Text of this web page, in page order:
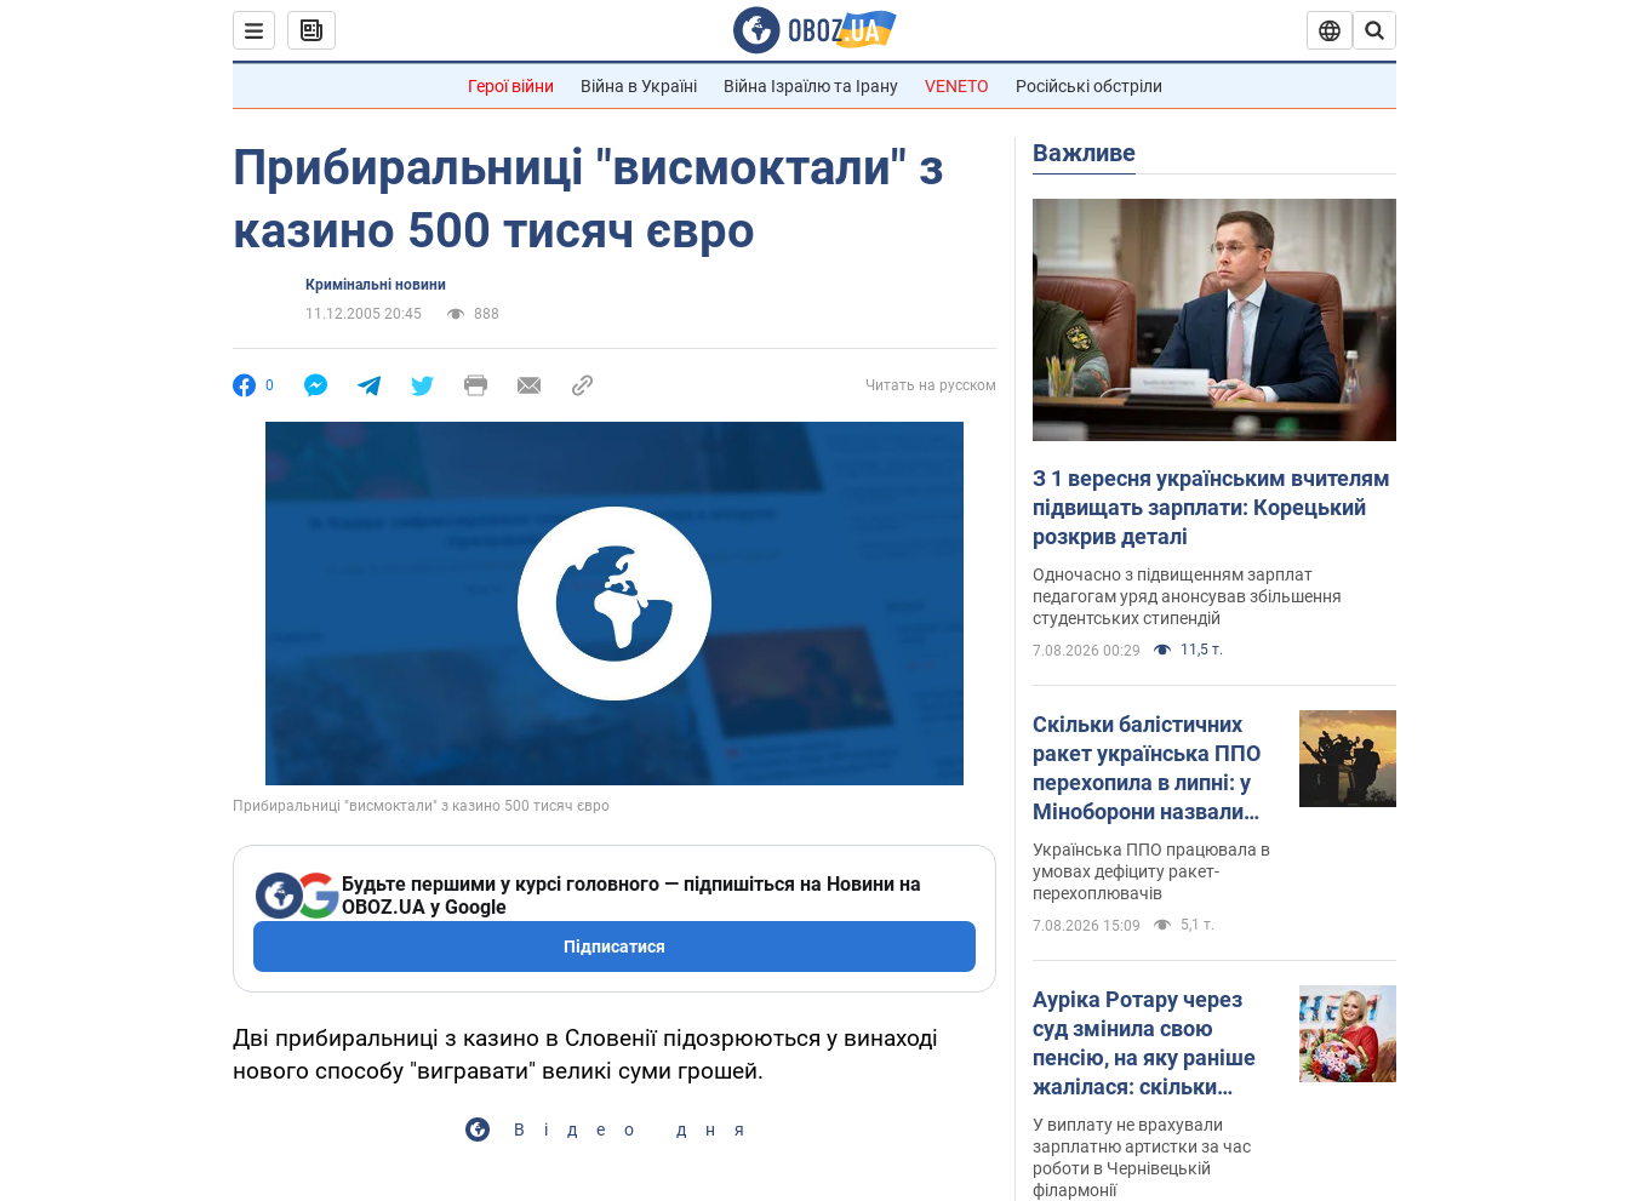
Герої війни Війна в Україні Війна Ізраїлю та Ірану VENETO Російські обстріли
Прибиральниці "висмоктали" з
казино 500 тисяч євро
Кримінальні новини
11.12.2005 20:45
888
0 Читать на русском
Будьте першими у курсі головного — підпишіться на Новини на
OBOZ.UA у Google
Підписатися
Дві прибиральниці з казино в Словенії підозрюються у винаході
нового способу "вигравати" великі суми грошей.
Відео дня
Важливе
З 1 вересня українським вчителям
підвищать зарплати: Корецький
розкрив деталі
Одночасно з підвищенням зарплат
педагогам уряд анонсував збільшення
студентських стипендій
7.08.2026 00:29 11,5 т.
Скільки балістичних
ракет українська ППО
перехопила в липні: у
Міноборони назвали
цифру
Українська ППО працювала в
умовах дефіциту ракет-
перехоплювачів
7.08.2026 15:09 5,1 т.
Ауріка Ротару через
суд змінила свою
пенсію, на яку раніше
жалілася: скільки
отримувала співачка
У виплату не врахували
зарплатню артистки за час
роботи в Чернівецькій
філармонії